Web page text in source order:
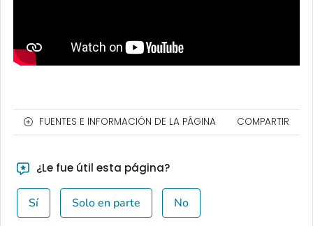
FUENTES E INFORMACIÓN DE LA PÁGINA COMPARTIR
¿Le fue útil esta página?
Sí Solo en parte No